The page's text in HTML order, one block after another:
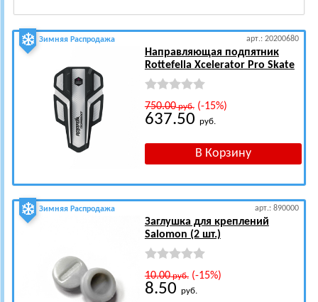
Зимняя Распродажа арт.: 20200680
Направляющая подпятник
Rottefella Xcelerator Pro Skate
750.00руб.(-15%)
637.50 руб.
Зимняя Распродажа арт.: 890000
Заглушка для креплений
Salomon (2 шт.)
10.00руб.(-15%)
8.50 руб.